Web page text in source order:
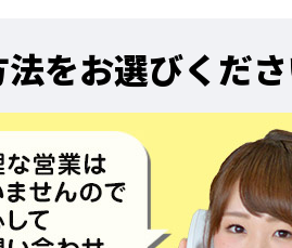
をお選びくださ